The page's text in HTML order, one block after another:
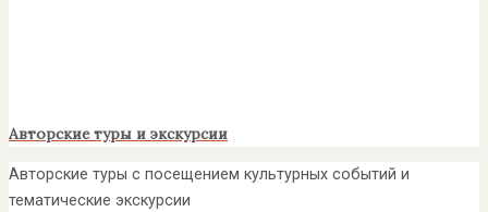
Авторские туры и экскурсии
Авторские туры с посещением культурных событий и
тематические экскурсии